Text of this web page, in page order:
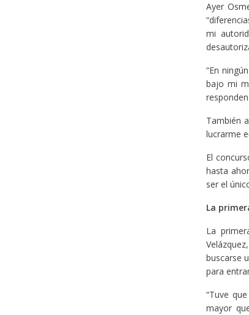
Ayer
mi
“En
bajo mi
También
lucrarme
El
hasta
ser el
La
La
buscarse
para
“Tuve
mayor